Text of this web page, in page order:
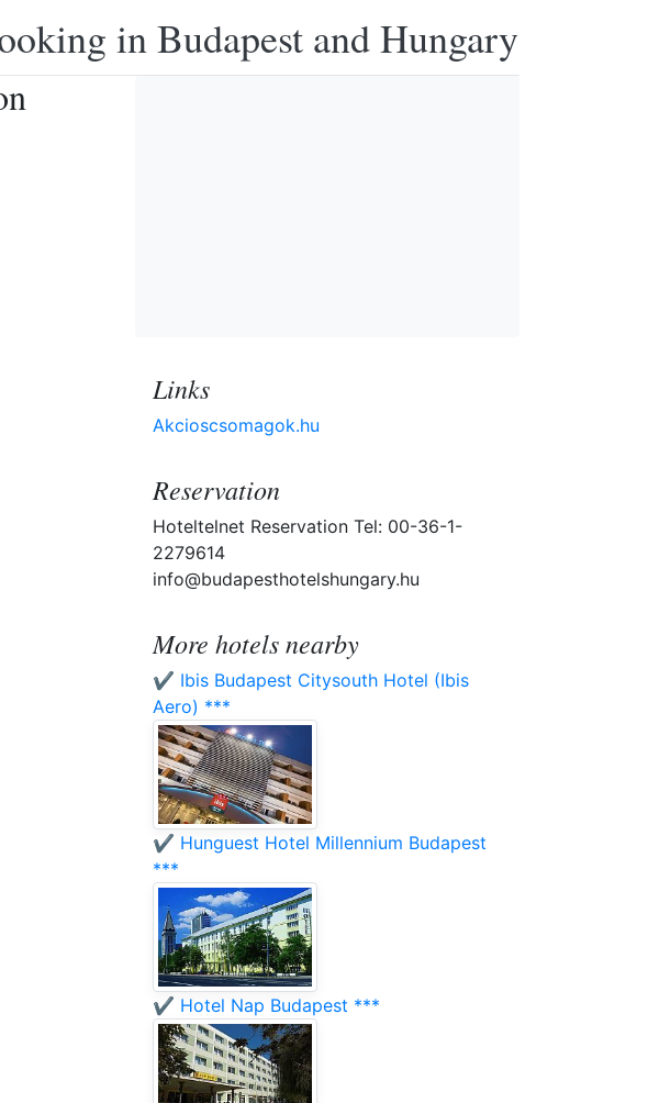
in Budapest and Hungary
Links
Akcioscsomagok.hu
Reservation
Hoteltelnet Reservation Tel: 00-36-1-
2279614
info@budapesthotelshungary.hu
More hotels nearby
✔️ Ibis Budapest Citysouth Hotel (Ibis
Aero) ***
✔️ Hunguest Hotel Millennium Budapest
***
✔️ Hotel Nap Budapest ***